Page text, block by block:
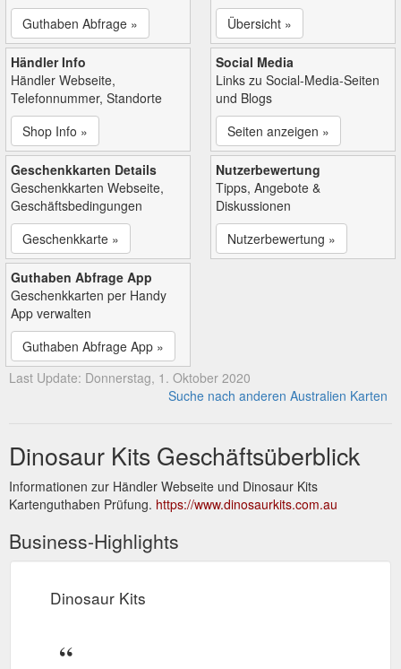
Guthaben Abfrage »
Übersicht »
Händler Info
Händler Webseite,
Telefonnummer, Standorte
Shop Info »
Social Media
Links zu Social-Media-Seiten
und Blogs
Seiten anzeigen »
Geschenkkarten Details
Geschenkkarten Webseite,
Geschäftsbedingungen
Geschenkkarte »
Nutzerbewertung
Tipps, Angebote &
Diskussionen
Nutzerbewertung »
Guthaben Abfrage App
Geschenkkarten per Handy
App verwalten
Guthaben Abfrage App »
Last Update: Donnerstag, 1. Oktober 2020
Suche nach anderen Australien Karten
Dinosaur Kits Geschäftsüberblick
Informationen zur Händler Webseite und Dinosaur Kits
Kartenguthaben Prüfung. https://www.dinosaurkits.com.au
Business-Highlights
Dinosaur Kits